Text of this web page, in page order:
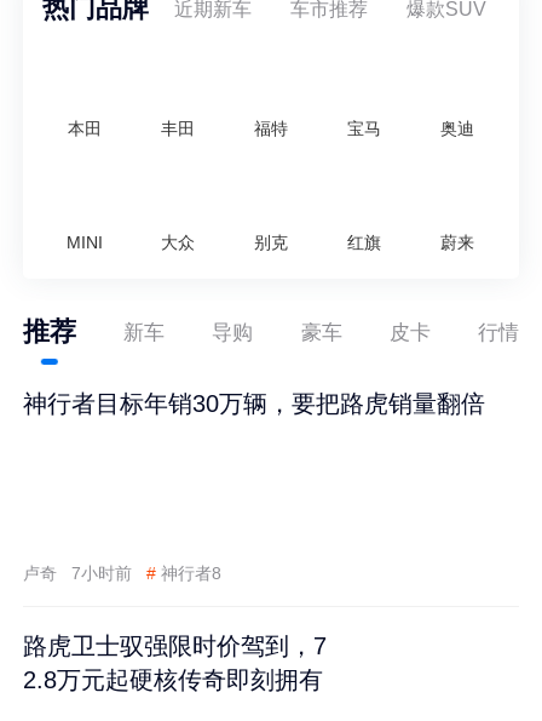
热门品牌 近期新车 车市推荐 爆款SUV
本田 丰田 福特 宝马 奥迪
MINI 大众 别克 红旗 蔚来
推荐 新车 导购 豪车 皮卡 行情
神行者目标年销30万辆，要把路虎销量翻倍
卢奇 7小时前 # 神行者8
路虎卫士驭强限时价驾到，7
2.8万元起硬核传奇即刻拥有